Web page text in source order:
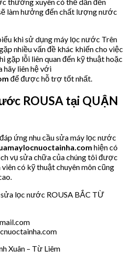
làm hưởng đến chất lượng nước
khi sử dụng máy lọc nước Trên
nhiều vấn đề khác khiến cho việc
gặp lỗi liên quan đến kỹ thuật hoặc
hãy liên hệ với
để được hỗ trợ tốt nhất.
ROUSA tại QUẬN
ứng nhu cầu sửa máy lọc nước
hiện có
vụ sửa chữa của chúng tôi được
có kỹ thuật chuyên môn cũng
lọc nước ROUSA BẮC TỪ
Xuân – Từ Liêm